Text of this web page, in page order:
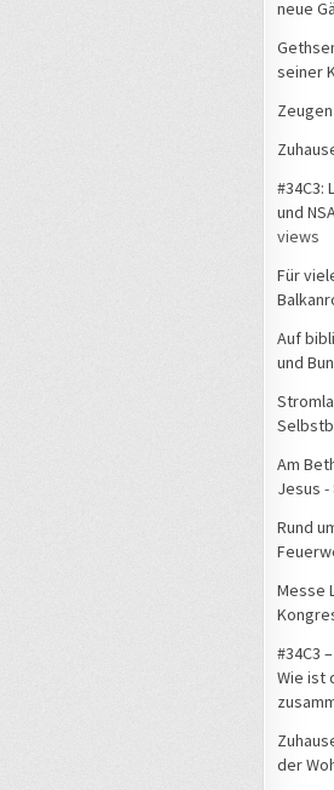
neue
seiner
#34C3:
und
views
Für
Auf
und
Am
Jesus -
Rund
Messe
#34C3
Wie ist
der